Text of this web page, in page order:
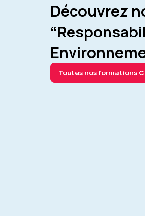
Découvrez
Toutes nos formations